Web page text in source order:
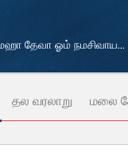
தேவா ஓம் நமசிவாய...
தல வரலாறு மலை